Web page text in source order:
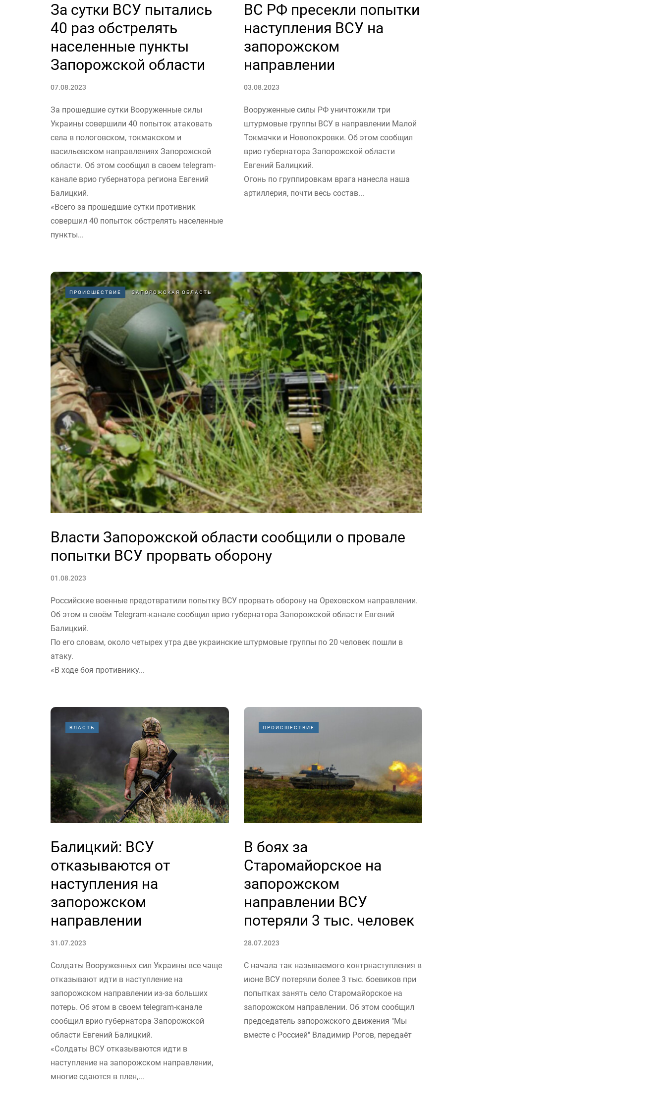
За сутки ВСУ пытались
40 раз обстрелять
населенные пункты
Запорожской области
07.08.2023
За прошедшие сутки Вооруженные силы
Украины совершили 40 попыток атаковать
села в пологовском, токмакском и
васильевском направлениях Запорожской
области. Об этом сообщил в своем telegram-
канале врио губернатора региона Евгений
Балицкий.
«Всего за прошедшие сутки противник
совершил 40 попыток обстрелять населенные
пункты...
ВС РФ пресекли попытки
наступления ВСУ на
запорожском
направлении
03.08.2023
Вооруженные силы РФ уничтожили три
штурмовые группы ВСУ в направлении Малой
Токмачки и Новопокровки. Об этом сообщил
врио губернатора Запорожской области
Евгений Балицкий.
Огонь по группировкам врага нанесла наша
артиллерия, почти весь состав...
ПРОИСШЕСТВИЕ ЗАПОРОЖСКАЯ ОБЛАСТЬ
Власти Запорожской области сообщили о провале
попытки ВСУ прорвать оборону
01.08.2023
Российские военные предотвратили попытку ВСУ прорвать оборону на Ореховском направлении.
Об этом в своём Telegram-канале сообщил врио губернатора Запорожской области Евгений
Балицкий.
По его словам, около четырех утра две украинские штурмовые группы по 20 человек пошли в
атаку.
«В ходе боя противнику...
ВЛАСТЬ
Балицкий: ВСУ
отказываются от
наступления на
запорожском
направлении
31.07.2023
Солдаты Вооруженных сил Украины все чаще
отказывают идти в наступление на
запорожском направлении из-за больших
потерь. Об этом в своем telegram-канале
сообщил врио губернатора Запорожской
области Евгений Балицкий.
«Солдаты ВСУ отказываются идти в
наступление на запорожском направлении,
многие сдаются в плен,...
ПРОИСШЕСТВИЕ
В боях за
Старомайорское на
запорожском
направлении ВСУ
потеряли 3 тыс. человек
28.07.2023
С начала так называемого контрнаступления в
июне ВСУ потеряли более 3 тыс. боевиков при
попытках занять село Старомайорское на
запорожском направлении. Об этом сообщил
председатель запорожского движения "Мы
вместе с Россией" Владимир Рогов, передаёт